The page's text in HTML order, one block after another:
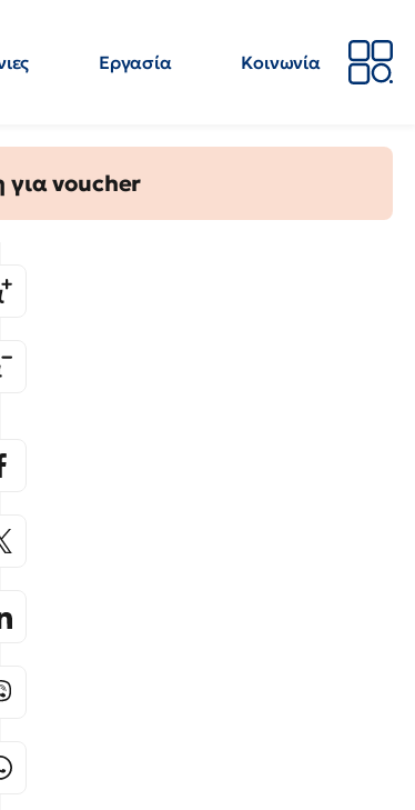
Εργασία
Κοινωνία
για voucher